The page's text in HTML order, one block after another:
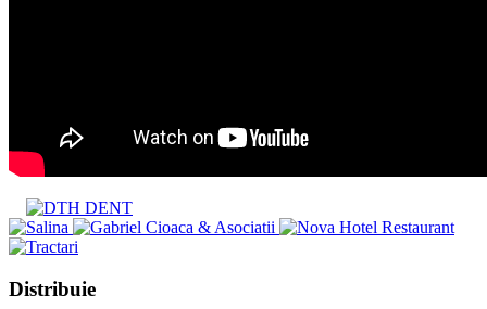
DistribuieShare